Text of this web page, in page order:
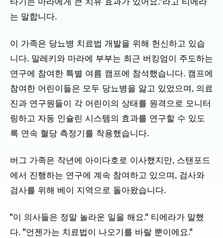
타기는 마라에게 큰 치유 효과가 있어요."라고 티에라
는 말합니다.
이 가족은 당뇨병 치료법 개발을 위해 헌신하고 있습
니다. 말레키와 마라에 부부는 최근 버킹엄이 주도하는
연구에 참여한 특별 여름 캠프에 참석했습니다. 캠프에
참여한 어린이들은 모두 당뇨병을 앓고 있었으며, 의료
진과 연구원들이 각 어린이의 상태를 원격으로 모니터
링하고 자동 인슐린 시스템의 효과를 연구할 수 있도
록 연속 혈당 측정기를 착용했습니다.
버그 가족은 작년에 아이다호로 이사했지만, 스탠포드
에서 진행하는 연구에 계속 참여하고 있으며, 검사와
검사를 위해 베이 지역으로 돌아왔습니다.
"이 의사들은 정말 놀라운 일을 해요." 티에라가 말했
다. "언젠가는 치료법이 나오기를 바랄 뿐이에요."